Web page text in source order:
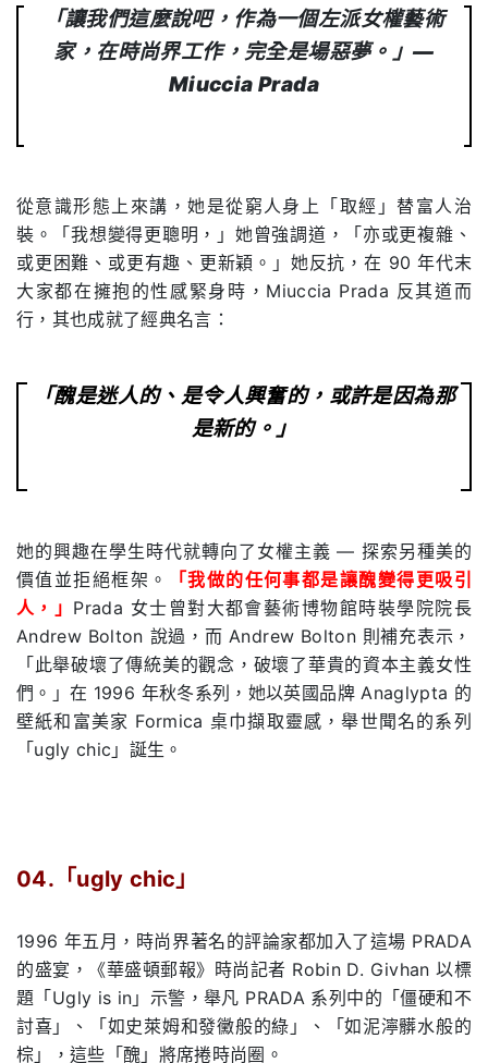
「讓我們這麼說吧，作為一個左派女權藝術
家，在時尚界工作，完全是場惡夢。」—
Miuccia Prada
從意識形態上來講，她是從窮人身上「取經」替富人治
裝。「我想變得更聰明，」她曾強調道，「亦或更複雜、
或更困難、或更有趣、更新穎。」她反抗，在 90年代末
大家都在擁抱的性感緊身時， Miuccia Prada 反其道而
行，其也成就了經典名言：
「醜是迷人的、是令人興奮的，或許是因為那
是新的。」
她的興趣在學生時代就轉向了女權主義 — 探索另種美的
價值並拒絕框架。
「我做的任何事都是讓醜變得更吸引
人，」 Prada 女士曾對大都會藝術博物館時裝學院院長
Andrew Bolton 說過，而 Andrew Bolton 則補充表示，
「此舉破壞了傳統美的觀念，破壞了華貴的資本主義女性
們。」在 1996 年秋冬系列，她以英國品牌Anaglypta 的
壁紙和富美家 Formica桌巾擷取靈感，舉世聞名的系列
「ugly chic 」誕生。
04.「 ugly chic 」
1996 年五月，時尚界著名的評論家都加入了這場 PRADA
的盛宴，《華盛頓郵報》時尚記者 Robin D. Givhan以標
題「Ugly is in 」示警，舉凡 PRADA 系列中的「僵硬和不
討喜」、「如史萊姆和發黴般的綠」、「如泥濘髒水般的
棕」，這些「醜」將席捲時尚圈。